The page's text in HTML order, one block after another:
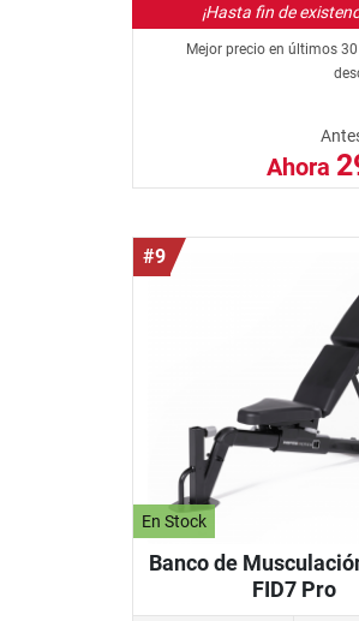
¡Hasta fin de
Mejor precio en últimos
Ahora
#9
En Stock
Banco de
FID7 Pro